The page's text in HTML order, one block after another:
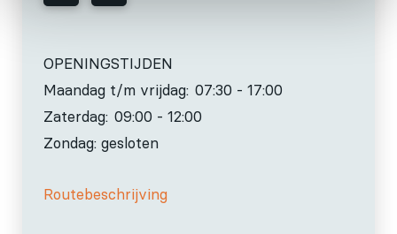
OPENINGSTIJDEN
Maandag t/m vrijdag: 07:30 - 17:00
Zaterdag: 09:00 - 12:00
Zondag: gesloten
Routebeschrijving